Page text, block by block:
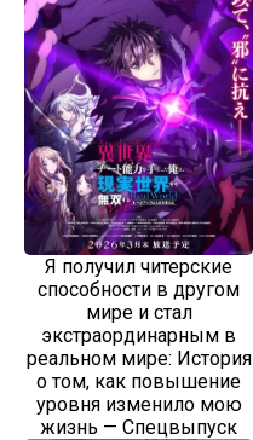
Я получил читерские
способности в другом
мире и стал
экстраординарным в
реальном мире: История
о том, как повышение
уровня изменило мою
жизнь — Спецвыпуск